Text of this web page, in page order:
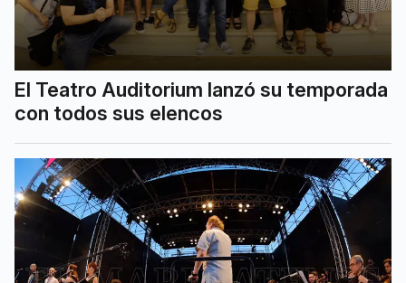
El Teatro Auditorium lanzó su temporada
con todos sus elencos